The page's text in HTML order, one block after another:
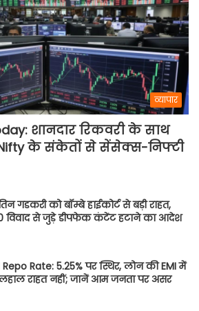
व्यापार
शानदार रिकवरी के साथ
के संकेतों से सेंसेक्स-निफ्टी
गडकरी को बॉम्बे हाईकोर्ट से बड़ी राहत,
विवाद से जुड़े डीपफेक कंटेंट हटाने का आदेश
Repo Rate: 5.25% पर स्थिर, लोन की EMI में
राहत नहीं; जानें आम जनता पर असर